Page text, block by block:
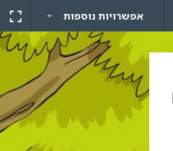
אפשרויות נוספות